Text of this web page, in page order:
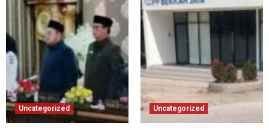
Uncategorized Uncategorized